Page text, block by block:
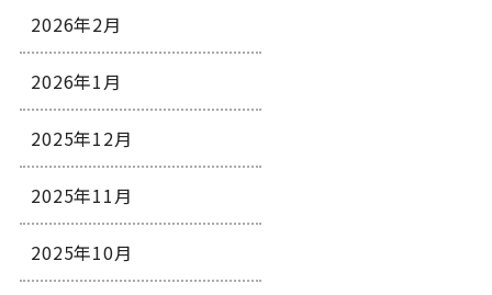
2026年2月
2026年1月
2025年12月
2025年11月
2025年10月